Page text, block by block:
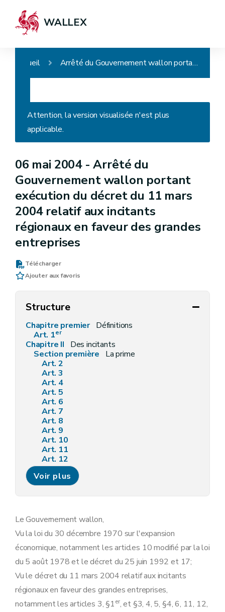
WALLEX
Accueil Arrêté du Gouvernement wallon portant exécution du décret du 11 mars 2004 relatif aux incitants régionaux en faveur des grandes entreprises
Attention, la version visualisée n'est plus
applicable.
06 mai 2004 -Arrêté du
Gouvernement wallon portant
exécution du décret du 11 mars
2004 relatif aux incitants
régionaux en faveur des grandes
entreprises
Télécharger
Ajouter aux favoris
Structure
Chapitre premier Définitions
Art. 1er
Chapitre II
Des incitants
Section première
La prime
Art. 2
Art. 3
Art. 4
Art. 5
Art. 6
Art. 7
Art. 8
Art. 9
Art. 10
Art. 11
Art. 12
Art. 13
Art. 14
Art. 15
Art. 18
Art. 20
Art. 21
Section 2
L'exonération du précompte immobilier
Art. 22
Section 3 La garantie
Art. 24
Art. 25
Voir plus
Le Gouvernement wallon,
Vu la loi du 30 décembre 1970 sur l'expansion
économique, notamment les articles 10 modifié par la loi
du 5 août 1978 et le décret du 25 juin 1992 et 17;
Vu le décret du 11 mars 2004 relatif aux incitants
régionaux en faveur des grandes entreprises,
notamment les articles 3, §1er, et §3, 4, 5, §4, 6, 11, 12,